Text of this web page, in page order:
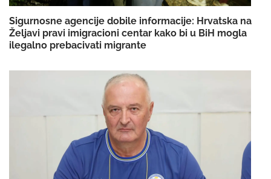
Sigurnosne agencije dobile informacije: Hrvatska na
Željavi pravi imigracioni centar kako bi u BiH mogla
ilegalno prebacivati migrante